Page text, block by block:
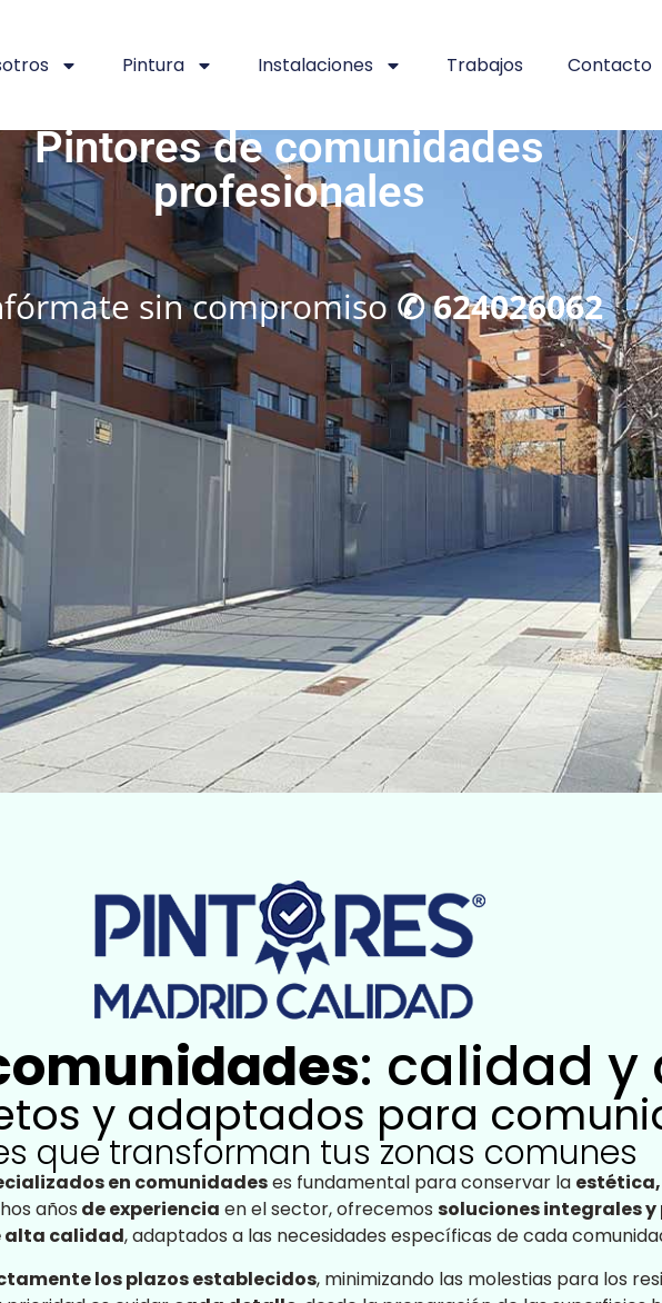
Pintura Instalaciones Trabajos Contacto
Pintores de comunidades
profesionales
sin compromiso✆ 624026062
: calidad y
y adaptados para
que transforman tus zonas comunes
en comunidadeses fundamental para conservar la
años de experiencia en el sector, ofrecemos soluciones integrales
alta calidad, adaptados a las necesidades específicas de cada
los plazos establecidos, minimizando las molestias para los